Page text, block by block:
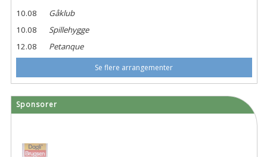
10.08
Gåklub
10.08
Spillehygge
12.08
Petanque
Se flere arrangementer
Sponsorer